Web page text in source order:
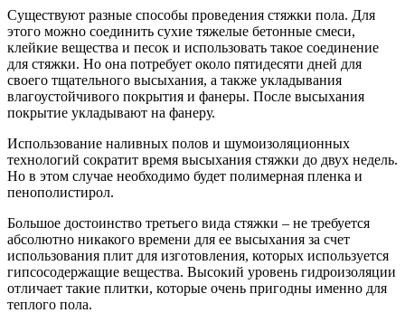
Существуют разные способы проведения стяжки пола. Для
этого можно соединить сухие тяжелые бетонные смеси,
клейкие вещества и песок и использовать такое соединение
для стяжки. Но она потребует около пятидесяти дней для
своего тщательного высыхания, а также укладывания
влагоустойчивого покрытия и фанеры. После высыхания
покрытие укладывают на фанеру.
Использование наливных полов и шумоизоляционных
технологий сократит время высыхания стяжки до двух недель.
Но в этом случае необходимо будет полимерная пленка и
пенополистирол.
Большое достоинство третьего вида стяжки – не требуется
абсолютно никакого времени для ее высыхания за счет
использования плит для изготовления, которых используется
гипсосодержащие вещества. Высокий уровень гидроизоляции
отличает такие плитки, которые очень пригодны именно для
теплого пола.